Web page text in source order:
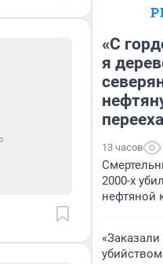
«С
я
13 часов
2000-х
нефтяной